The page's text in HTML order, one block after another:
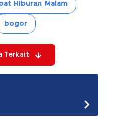
Hiburan Malam
bogor
Terkait